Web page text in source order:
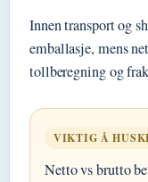
Innen transport og
emballasje, mens
tollberegning og
VIKTIG Å
Netto vs brutto